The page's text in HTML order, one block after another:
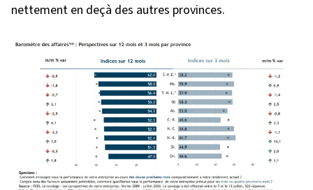
nettement en deçà des autres provinces.